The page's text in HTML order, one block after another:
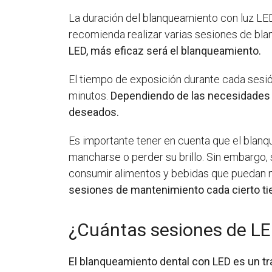
La duración del blanqueamiento con luz
recomienda realizar varias sesiones de
LED, más eficaz será el blanqueamiento.
El tiempo de exposición durante cada
minutos. Dependiendo de las
deseados.
Es importante tener en cuenta que el
mancharse o perder su brillo. Sin
consumir alimentos y bebidas que
sesiones de mantenimiento cada cierto
¿Cuántas sesiones de
El blanqueamiento dental con LED es un